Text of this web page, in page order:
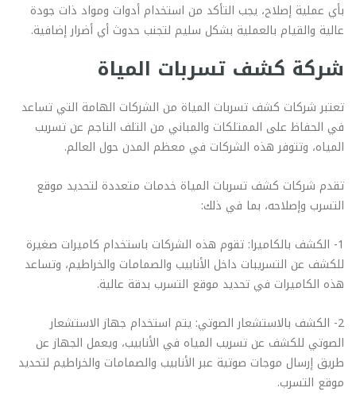
بأي عملية إصلاح، يجب التأكد من استخدام أدوات ومواد ذات جودة
عالية والقيام بالعملية بشكل سليم لتجنب حدوث أي أضرار إضافية.
شركة كشف تسربات المياة
تعتبر شركات كشف تسربات المياة من الشركات الهامة التي تساعد
في الحفاظ على الممتلكات والمباني من التلف الناجم عن تسريب
المياه، وتتوفر هذه الشركات في معظم المدن حول العالم.
تقدم شركات كشف تسربات المياة خدمات متعددة لتحديد موقع
التسرب وإصلاحه، بما في ذلك:
1- الكشف بالكاميرا: تقوم هذه الشركات باستخدام كاميرات صغيرة
للكشف عن التسريبات داخل الأنابيب والصمامات والخراطيم، وتساعد
هذه الكاميرات في تحديد موقع التسرب بدقة عالية.
2- الكشف بالاستشعار الصوتي: يتم استخدام جهاز الاستشعار
الصوتي للكشف عن تسريب المياه في الأنابيب، ويعمل الجهاز عن
طريق إرسال موجات صوتية عبر الأنابيب والصمامات والخراطيم لتحديد
موقع التسرب.